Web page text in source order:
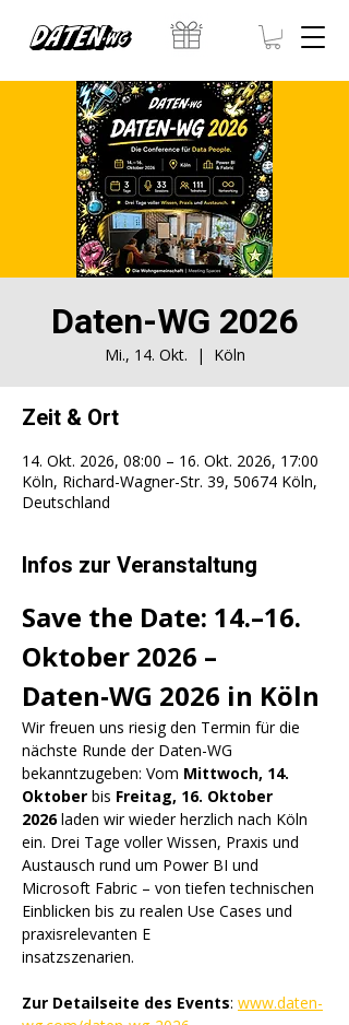
Daten-WG 2026
Mi., 14. Okt.
  |
Köln
Zeit & Ort
14. Okt. 2026, 08:00 – 16. Okt. 2026, 17:00
Köln, Richard-Wagner-Str. 39, 50674 Köln,
Deutschland
Infos zur Veranstaltung
Save the Date: 14.–16.
Oktober 2026 –
Daten‑WG 2026 in Köln
Wir freuen uns riesig den Termin für die
nächste Runde der Daten-WG
bekanntzugeben: Vom Mittwoch, 14.
Oktober bis Freitag, 16. Oktober
2026 laden wir wieder herzlich nach Köln
ein. Drei Tage voller Wissen, Praxis und
Austausch rund um Power BI und
Microsoft Fabric – von tiefen technischen
Einblicken bis zu realen Use Cases und
praxisrelevanten E
insatzszenarien.
Zur Detailseite des Events: www.daten-